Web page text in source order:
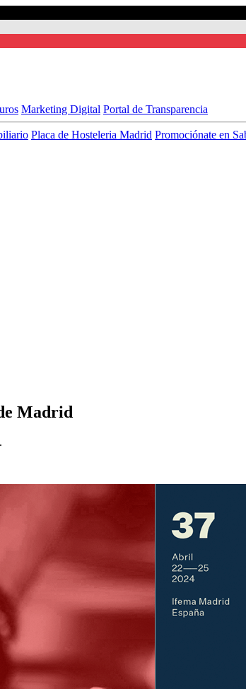
Marketing Digital Portal de Transparencia
Placa de Hosteleria Madrid Promociónate en
Madrid